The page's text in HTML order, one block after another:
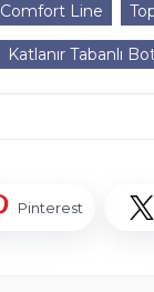
Comfort Line
Katlanır Tabanlı
Pinterest